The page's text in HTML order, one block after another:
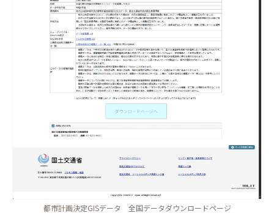
旅も日常も思い出に！『ルートヒストリー』で自
動でGPSログを記録しよう
同じ文字でも全然違う、地名でよく見る「ケ」の
難しさ
道府県の思い出を記録しよう
都市計画決定GISデータ 全国データダウンロードページ